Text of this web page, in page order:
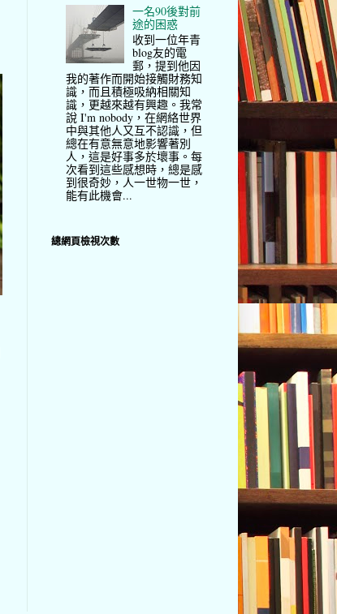
一名90後對前
途的困惑
收到一位年青
blog友的電
郵，提到他因
我的著作而開始接觸財務知
識，而且積極吸納相關知
識，更越來越有興趣。我常
說 I'm nobody，在網絡世界
中與其他人又互不認識，但
總在有意無意地影響著別
人，這是好事多於壞事。每
次看到這些感想時，總是感
到很奇妙，人一世物一世，
能有此機會...
總網頁檢視次數